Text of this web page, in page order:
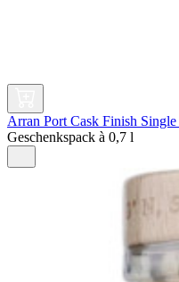
Arran Port Cask Finish
Geschenkspack à 0,7 l